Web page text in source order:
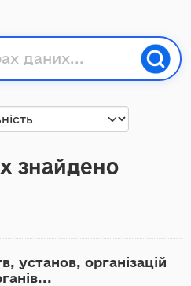
знайдено
установ, організацій